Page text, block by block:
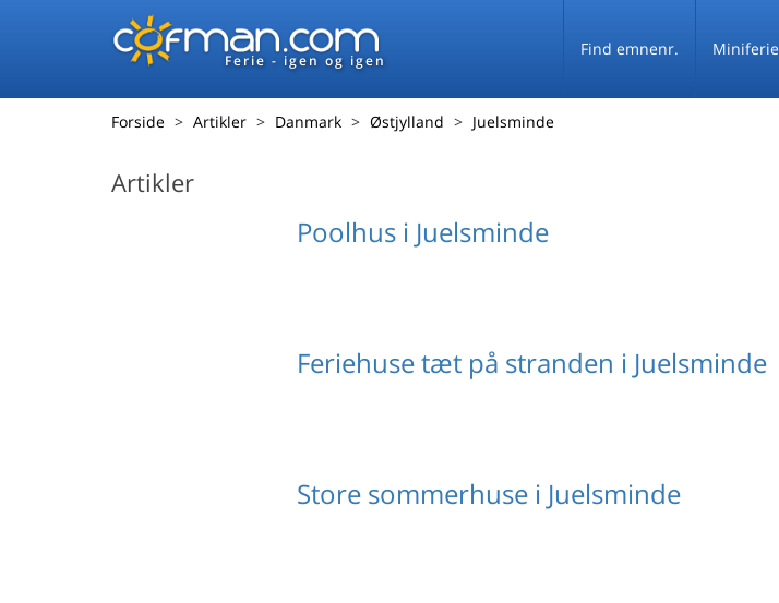
Ferie - igen og igen
Find emnenr. Miniferie
Forside Artikler Danmark Østjylland Juelsminde
Artikler
Poolhus i Juelsminde
Feriehuse tæt på stranden i Juelsminde
Store sommerhuse i Juelsminde